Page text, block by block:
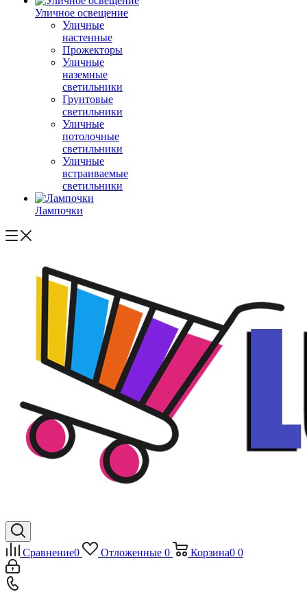
Уличное освещение
Уличные
настенные
Прожекторы
Уличные
наземные
светильники
Грунтовые
светильники
Уличные
потолочные
светильники
Уличные
встраиваемые
светильники
Лампочки
Сравнение0 Отложенные 0 Корзина0 0